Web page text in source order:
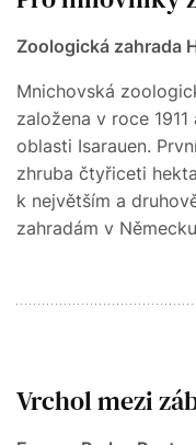
Zoologická zahrada
Mnichovská
založena v roce
oblasti Isarauen.
zhruba čtyřiceti
k největším a
zahradám v
Vrchol mezi